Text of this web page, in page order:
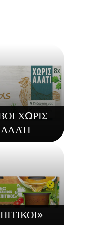
ΧΩΡΙΣ
ΑΛΑΤΙ